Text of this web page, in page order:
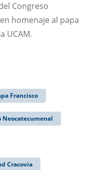
Congreso
homenaje al papa
UCAM.
Francisco
Neocatecumenal
Cracovia